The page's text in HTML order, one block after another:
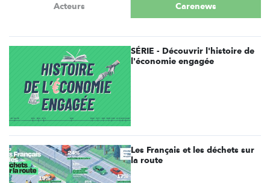
Acteurs Carenews
SÉRIE - Découvrir l'histoire de
l'économie engagée
Les Français et les déchets sur
la route